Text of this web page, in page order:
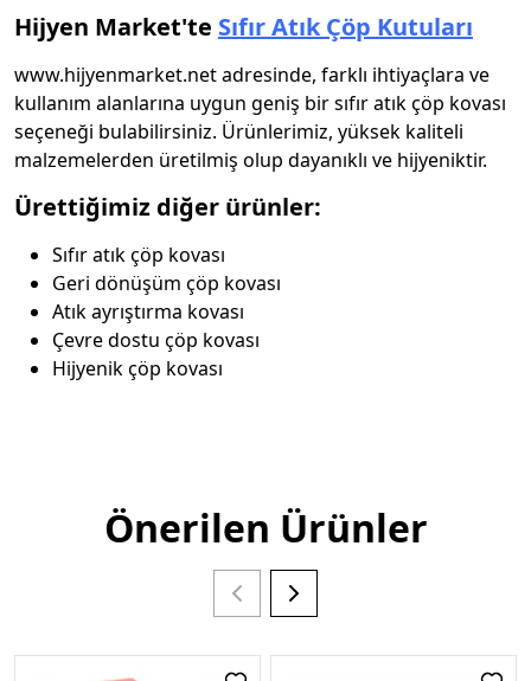
Hijyen Market'te Sıfır Atık Çöp Kutuları
www.hijyenmarket.net adresinde, farklı ihtiyaçlara ve
kullanım alanlarına uygun geniş bir sıfır atık çöp kovası
seçeneği bulabilirsiniz. Ürünlerimiz, yüksek kaliteli
malzemelerden üretilmiş olup dayanıklı ve hijyeniktir.
Ürettiğimiz diğer ürünler:
Sıfır atık çöp kovası
Geri dönüşüm çöp kovası
Atık ayrıştırma kovası
Çevre dostu çöp kovası
Hijyenik çöp kovası
Önerilen Ürünler